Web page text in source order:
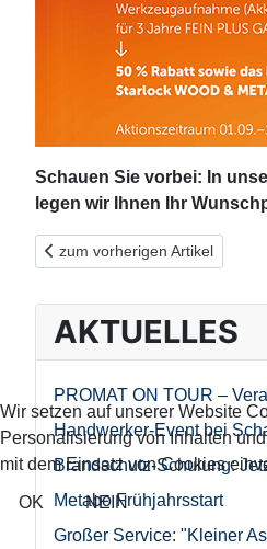
Schauen Sie vorbei: In
legen wir Ihnen Ihr
Vorheriger Beitrag: FEIN
zum vorherigen Artikel
AKTUELLES
PROMAT ON TOUR –
Handwerker-Event bei
Brandschutz-Schulung:
Metabo Frühjahrsstart
Großer Service: "Kleiner
Wir setzen auf unserer Website
Personalisierung von Inhalten
mit dem Einsatz von Cookies
OK NEIN